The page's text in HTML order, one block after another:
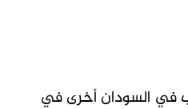
في السودان أخرى في